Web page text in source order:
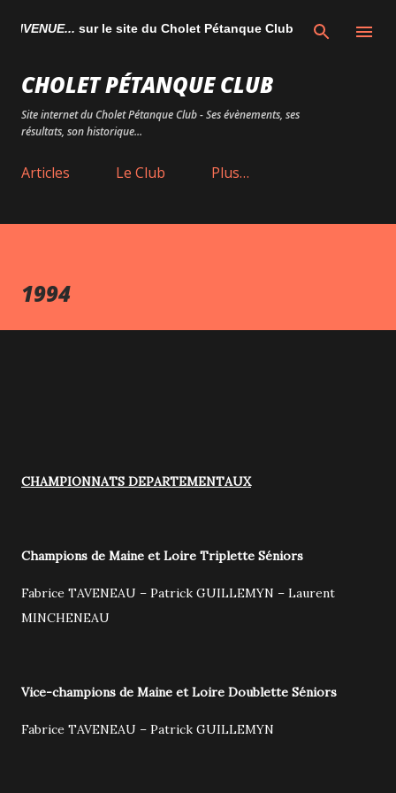
Accéder au contenu principal
sur le site du Cholet Pétanque Club
CHOLET PÉTANQUE CLUB
Site internet du Cholet Pétanque Club - Ses évènements, ses
résultats, son historique...
Articles Le Club Plus…
1994
CHAMPIONNATS DEPARTEMENTAUX
Champions de Maine et Loire Triplette Séniors
Fabrice TAVENEAU – Patrick GUILLEMYN – Laurent
MINCHENEAU
Vice-champions de Maine et Loire Doublette Séniors
Fabrice TAVENEAU – Patrick GUILLEMYN